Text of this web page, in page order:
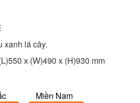
xanh lá cây.
x (W)490 x (H)930 mm
Miền Nam